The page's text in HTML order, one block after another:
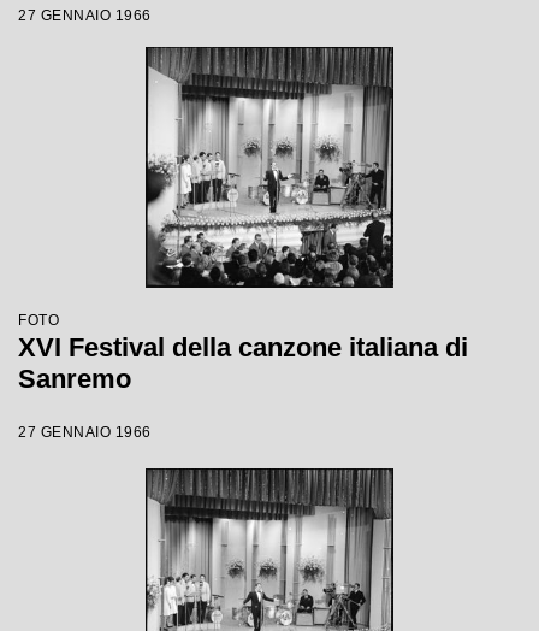
27 GENNAIO 1966
FOTO
XVI Festival della canzone italiana di
Sanremo
27 GENNAIO 1966